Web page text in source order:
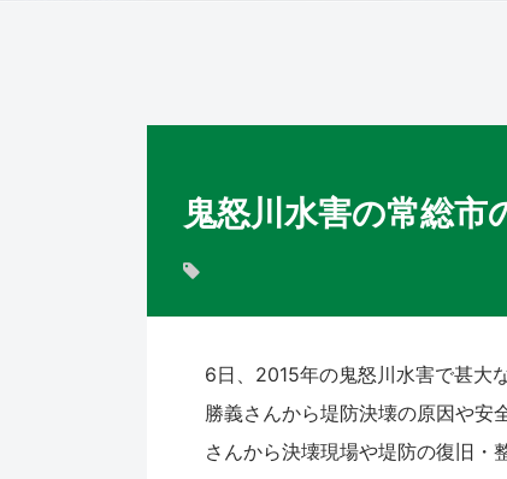
鬼怒川水害の常総市
6日、2015年の鬼怒川水害で甚大
勝義さんから堤防決壊の原因や安
さんから決壊現場や堤防の復旧・